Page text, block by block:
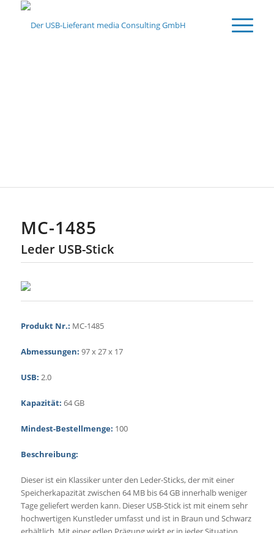
MC-1485
Leder USB-Stick
Produkt Nr.: MC-1485
Abmessungen: 97 x 27 x 17
USB: 2.0
Kapazität: 64 GB
Mindest-Bestellmenge: 100
Beschreibung:
Dieser ist ein Klassiker unter den Leder-Sticks, der mit einer
Speicherkapazität zwischen 64 MB bis 64 GB innerhalb weniger
Tage geliefert werden kann. Dieser USB-Stick ist mit einem sehr
hochwertigen Kunstleder umfasst und ist in Braun und Schwarz